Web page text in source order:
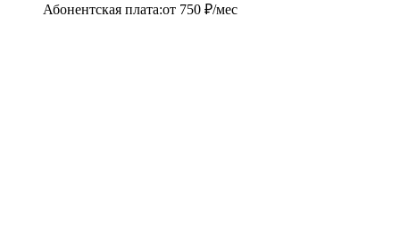
Абонентская плата:от 750 ₽/мес